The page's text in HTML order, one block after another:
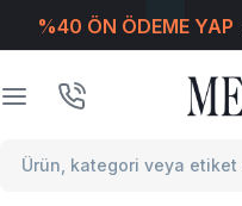
%40 ÖN ÖDEME YAP
T-Soft E-Ticaret